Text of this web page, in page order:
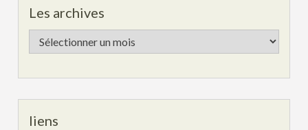
Les archives
Les
archives
liens